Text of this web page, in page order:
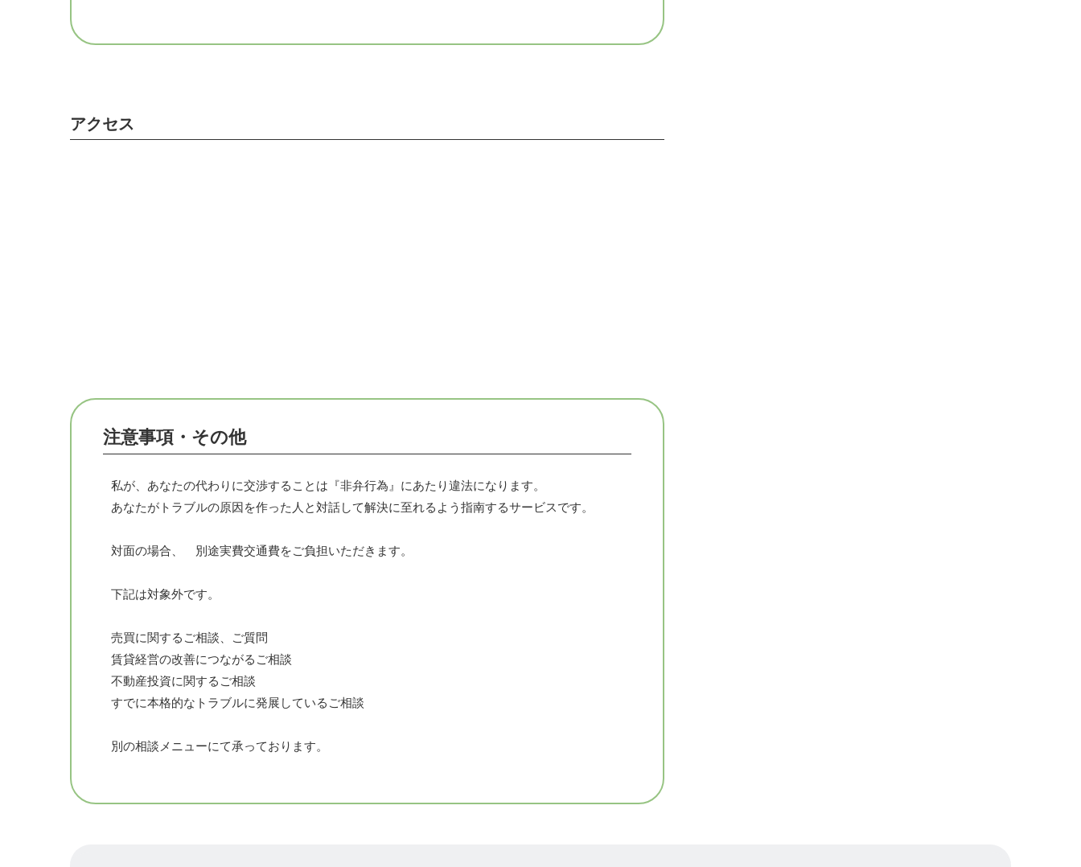
アクセス
注意事項・その他
私が、あなたの代わりに交渉することは『非弁行為』にあたり違法になります。
あなたがトラブルの原因を作った人と対話して解決に至れるよう指南するサービスです。
対面の場合、 別途実費交通費をご負担いただきます。
下記は対象外です。
売買に関するご相談、ご質問
賃貸経営の改善につながるご相談
不動産投資に関するご相談
すでに本格的なトラブルに発展しているご相談
別の相談メニューにて承っております。